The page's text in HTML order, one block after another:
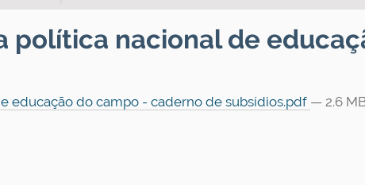
política nacional de
educação do campo - caderno de subsídios.pdf — 2.6